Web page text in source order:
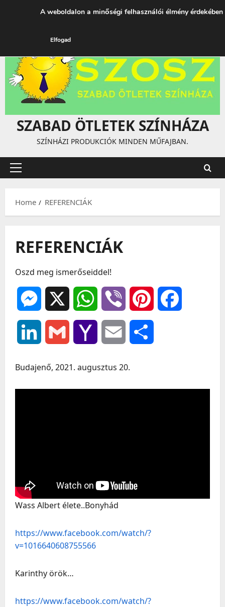
augusztus 7, 2026 3:54:58 AM
SZABAD ÖTLETEK SZÍNHÁZA
SZÍNHÁZI PRODUKCIÓK MINDEN MŰFAJBAN.
Primary
Home
REFERENCIÁK
REFERENCIÁK
Oszd meg ismerőseiddel!
Messenger WhatsAppViber Pinterest
LinkedIn Gmail Yahoo Email
Budajenő, 2021. augusztus 20.
Wass Albert élete..Bonyhád
https://www.facebook.com/watch/?
v=1016640608755566
Karinthy örök…
https://www.facebook.com/watch/?
A weboldalon a minőségi felhasználói élmény
Elfogad